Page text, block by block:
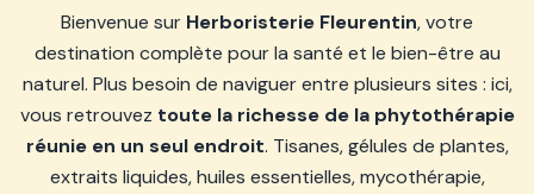
Bienvenue sur Herboristerie Fleurentin, votre
destination complète pour la santé et le bien-être au
naturel. Plus besoin de naviguer entre plusieurs sites : ici,
vous retrouvez toute la richesse de la phytothérapie
réunie en un seul endroit. Tisanes, gélules de plantes,
extraits liquides, huiles essentielles, mycothérapie,